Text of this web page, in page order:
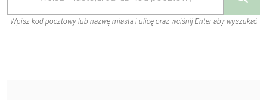
Wpisz kod pocztowy lub nazwę miasta i ulicę oraz wciśnij Enter aby wyszukać